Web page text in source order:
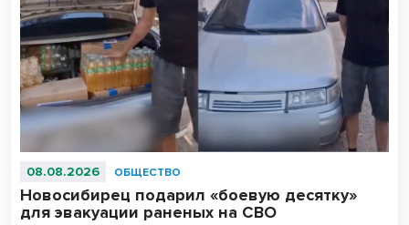
08.08.2026 ОБЩЕСТВО
Новосибирец подарил «боевую десятку»
для эвакуации раненых на СВО